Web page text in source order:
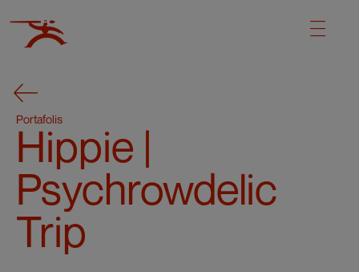
Portafolis
Hippie |
Psychrowdelic
Trip